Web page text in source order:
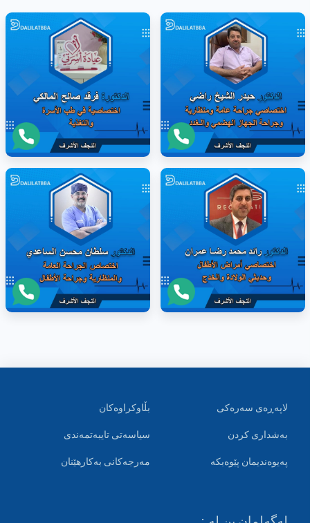
لاپەڕەی سەرەکی
بەشداری کردن
پەیوەندیمان پێوەبکە
بڵاوکراوەکان
سیاسەتی تایبەتمەندی
مەرجەکانی بەکارهێنان